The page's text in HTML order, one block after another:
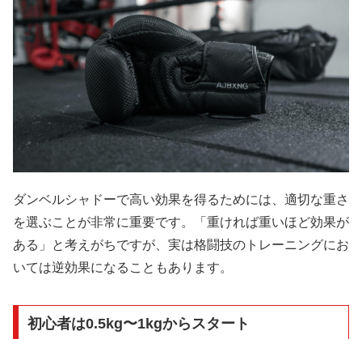
ダンベルシャドーで高い効果を得るためには、適切な重さ
を選ぶことが非常に重要です。「重ければ重いほど効果が
ある」と考えがちですが、実は格闘技のトレーニングにお
いては逆効果になることもあります。
初心者は0.5kg〜1kgからスタート